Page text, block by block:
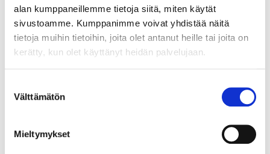
alan kumppaneillemme tietoja siitä, miten käytät
sivustoamme. Kumppanimme voivat yhdistää näitä
tietoja muihin tietoihin, joita olet antanut heille tai joita on
kerätty, kun olet käyttänyt heidän palvelujaan.
valinta
Välttämätön
Mieltymykset